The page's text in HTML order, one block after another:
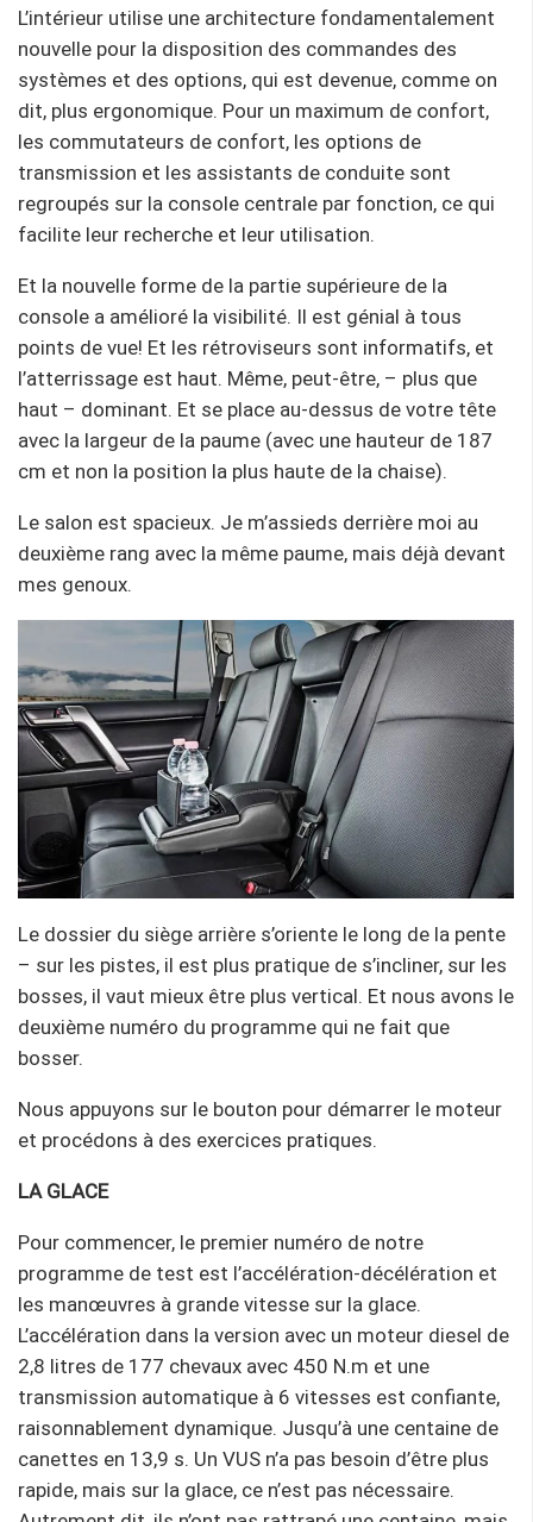
L’intérieur utilise une architecture fondamentalement
nouvelle pour la disposition des commandes des
systèmes et des options, qui est devenue, comme on
dit, plus ergonomique. Pour un maximum de confort,
les commutateurs de confort, les options de
transmission et les assistants de conduite sont
regroupés sur la console centrale par fonction, ce qui
facilite leur recherche et leur utilisation.
Et la nouvelle forme de la partie supérieure de la
console a amélioré la visibilité. Il est génial à tous
points de vue! Et les rétroviseurs sont informatifs, et
l’atterrissage est haut. Même, peut-être, – plus que
haut – dominant. Et se place au-dessus de votre tête
avec la largeur de la paume (avec une hauteur de 187
cm et non la position la plus haute de la chaise).
Le salon est spacieux. Je m’assieds derrière moi au
deuxième rang avec la même paume, mais déjà devant
mes genoux.
Le dossier du siège arrière s’oriente le long de la pente
– sur les pistes, il est plus pratique de s’incliner, sur les
bosses, il vaut mieux être plus vertical. Et nous avons le
deuxième numéro du programme qui ne fait que
bosser.
Nous appuyons sur le bouton pour démarrer le moteur
et procédons à des exercices pratiques.
LA GLACE
Pour commencer, le premier numéro de notre
programme de test est l’accélération-décélération et
les manœuvres à grande vitesse sur la glace.
L’accélération dans la version avec un moteur diesel de
2,8 litres de 177 chevaux avec 450 N.m et une
transmission automatique à 6 vitesses est confiante,
raisonnablement dynamique. Jusqu’à une centaine de
canettes en 13,9 s. Un VUS n’a pas besoin d’être plus
rapide, mais sur la glace, ce n’est pas nécessaire.